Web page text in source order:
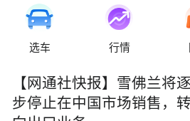
选车 行情
【网通社快报】雪佛兰将逐
步停止在中国市场销售，转